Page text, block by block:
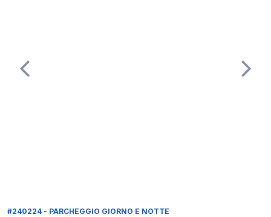
#240224 - PARCHEGGIO GIORNO E NOTTE